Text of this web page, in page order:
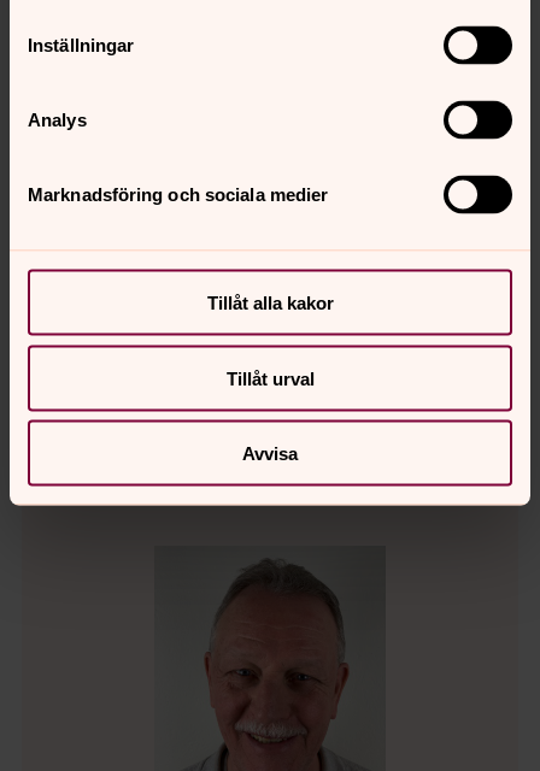
Inställningar
Analys
Marknadsföring och sociala medier
Tillåt alla kakor
Tillåt urval
Avvisa
Caroline Martinsson
Förvaltningassistent , Simrishamns församling
Växel:0414-412480
caroline.martinsson@svenskakyrkan.se